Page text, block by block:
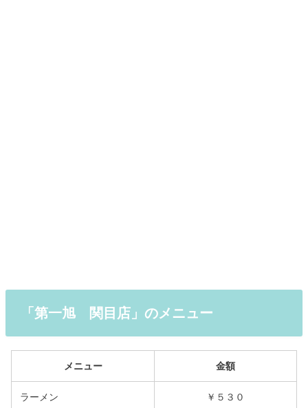
「第一旭 関目店」のメニュー
メニュー 金額
ラーメン ￥５３０